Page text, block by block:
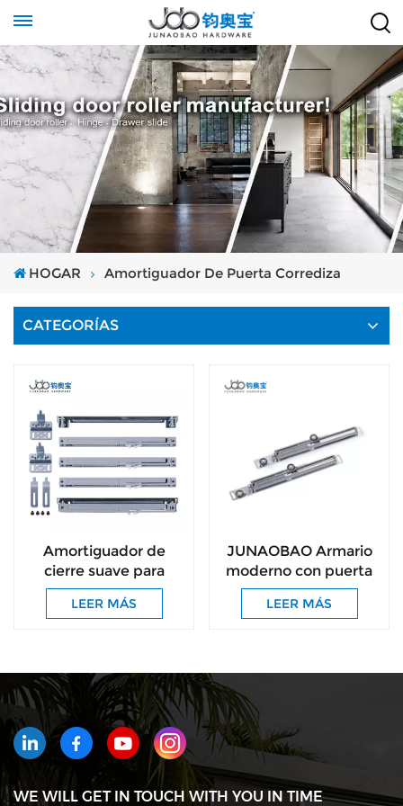
HOGAR Amortiguador De Puerta Corrediza
CATEGORÍAS
Amortiguador de
cierre suave para
puerta de armario
JOB, amortiguador de
para puertas de
armario
LEER MÁS
JUNAOBAO Armario
moderno con puerta
corredera y doble
lado con
LEER MÁS
WE WILL GET IN TOUCH WITH YOU IN TIME